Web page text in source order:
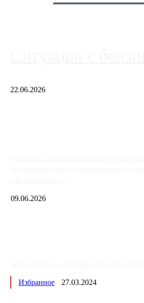
22.06.2026
09.06.2026
Избранное 27.03.2024